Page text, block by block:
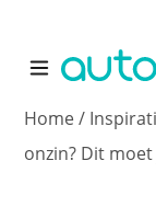
Home/
onzin? Dit